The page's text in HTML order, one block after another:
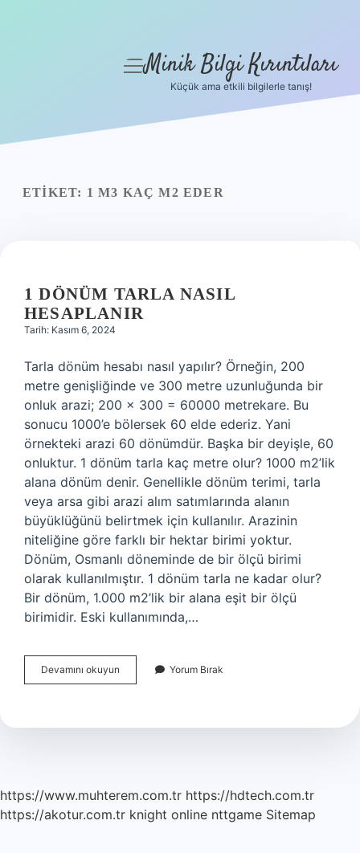
Yasal Uyarı
menüyü
Minik Bilgi Kırıntıları
Küçük ama etkili bilgilerle tanış!
ETIKET: 1 M3 KAÇ M2 EDER
1 DÖNÜM TARLA NASIL
HESAPLANIR
Tarih: Kasım 6, 2024
Tarla dönüm hesabı nasıl yapılır? Örneğin, 200
metre genişliğinde ve 300 metre uzunluğunda bir
onluk arazi; 200 x 300 = 60000 metrekare. Bu
sonucu 1000’e bölersek 60 elde ederiz. Yani
örnekteki arazi 60 dönümdür. Başka bir deyişle, 60
onluktur. 1 dönüm tarla kaç metre olur? 1000 m2’lik
alana dönüm denir. Genellikle dönüm terimi, tarla
veya arsa gibi arazi alım satımlarında alanın
büyüklüğünü belirtmek için kullanılır. Arazinin
niteliğine göre farklı bir hektar birimi yoktur.
Dönüm, Osmanlı döneminde de bir ölçü birimi
olarak kullanılmıştır. 1 dönüm tarla ne kadar olur?
Bir dönüm, 1.000 m2’lik bir alana eşit bir ölçü
birimidir. Eski kullanımında,…
Devamını okuyun
Dönüm
Hesaplanır
Yorum Bırak
https://www.muhterem.com.tr https://hdtech.com.tr
https://akotur.com.tr knight online nttgame Sitemap